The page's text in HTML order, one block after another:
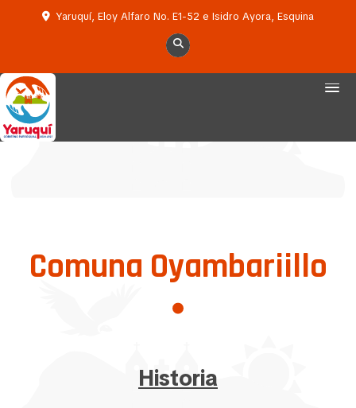
Yaruquí, Eloy Alfaro No. E1-52 e Isidro Ayora, Esquina
Comuna Oyambariillo
Historia